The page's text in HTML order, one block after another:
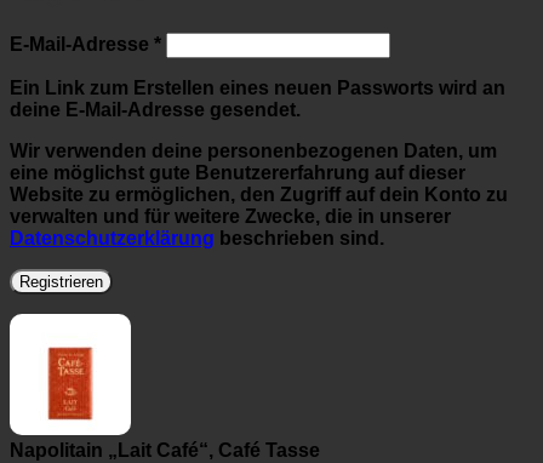
E-Mail-Adresse *Erforderlich
Ein Link zum Erstellen eines neuen Passworts wird an
deine E-Mail-Adresse gesendet.
Wir verwenden deine personenbezogenen Daten, um
eine möglichst gute Benutzererfahrung auf dieser
Website zu ermöglichen, den Zugriff auf dein Konto zu
verwalten und für weitere Zwecke, die in unserer
Datenschutzerklärung beschrieben sind.
Registrieren
Napolitain „Lait Café“, Café Tasse